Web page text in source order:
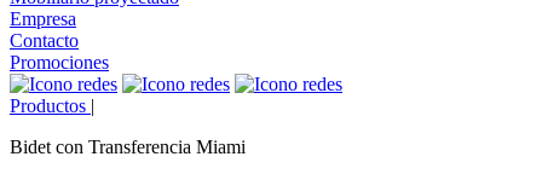
Empresa
Contacto
Promociones
Productos |
Bidet con Transferencia Miami